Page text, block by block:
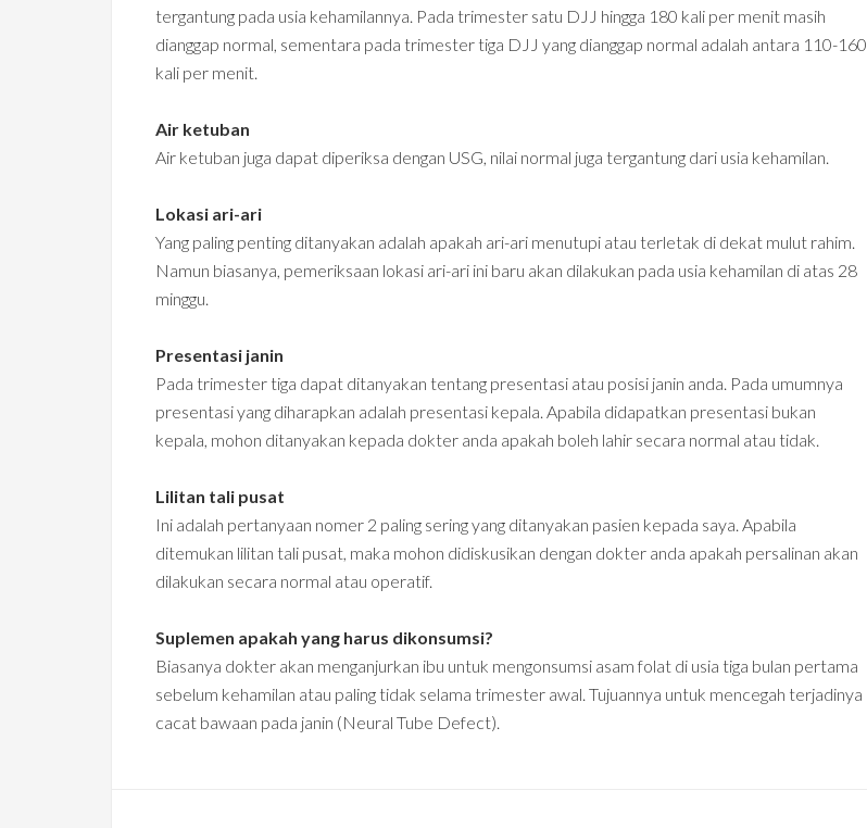
tergantung pada usia kehamilannya. Pada trimester satu DJJ hingga 180 kali per menit masih
dianggap normal, sementara pada trimester tiga DJJ yang dianggap normal adalah antara 110-160
kali per menit.
Air ketuban
Air ketuban juga dapat diperiksa dengan USG, nilai normal juga tergantung dari usia kehamilan.
Lokasi ari-ari
Yang paling penting ditanyakan adalah apakah ari-ari menutupi atau terletak di dekat mulut rahim.
Namun biasanya, pemeriksaan lokasi ari-ari ini baru akan dilakukan pada usia kehamilan di atas 28
minggu.
Presentasi janin
Pada trimester tiga dapat ditanyakan tentang presentasi atau posisi janin anda. Pada umumnya
presentasi yang diharapkan adalah presentasi kepala. Apabila didapatkan presentasi bukan
kepala, mohon ditanyakan kepada dokter anda apakah boleh lahir secara normal atau tidak.
Lilitan tali pusat
Ini adalah pertanyaan nomer 2 paling sering yang ditanyakan pasien kepada saya. Apabila
ditemukan lilitan tali pusat, maka mohon didiskusikan dengan dokter anda apakah persalinan akan
dilakukan secara normal atau operatif.
Suplemen apakah yang harus dikonsumsi?
Biasanya dokter akan menganjurkan ibu untuk mengonsumsi asam folat di usia tiga bulan pertama
sebelum kehamilan atau paling tidak selama trimester awal. Tujuannya untuk mencegah terjadinya
cacat bawaan pada janin (Neural Tube Defect).